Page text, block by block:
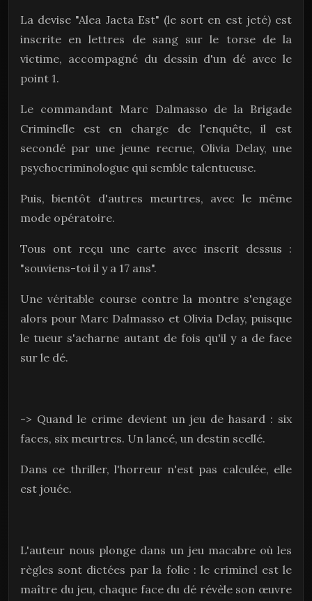
La devise "Alea Jacta Est" (le sort en est jeté) est
inscrite en lettres de sang sur le torse de la
victime, accompagné du dessin d'un dé avec le
point 1.
Le commandant Marc Dalmasso de la Brigade
Criminelle est en charge de l'enquête, il est
secondé par une jeune recrue, Olivia Delay, une
psychocriminologue qui semble talentueuse.
Puis, bientôt d'autres meurtres, avec le même
mode opératoire.
Tous ont reçu une carte avec inscrit dessus :
"souviens-toi il y a 17 ans".
Une véritable course contre la montre s'engage
alors pour Marc Dalmasso et Olivia Delay, puisque
le tueur s'acharne autant de fois qu'il y a de face
sur le dé.
-> Quand le crime devient un jeu de hasard : six
faces, six meurtres. Un lancé, un destin scellé.
Dans ce thriller, l'horreur n'est pas calculée, elle
est jouée.
L'auteur nous plonge dans un jeu macabre où les
règles sont dictées par la folie : le criminel est le
maître du jeu, chaque face du dé révèle son œuvre